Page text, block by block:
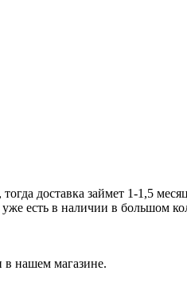
доставка займет 1-1,5
есть в наличии в большом
в нашем магазине.